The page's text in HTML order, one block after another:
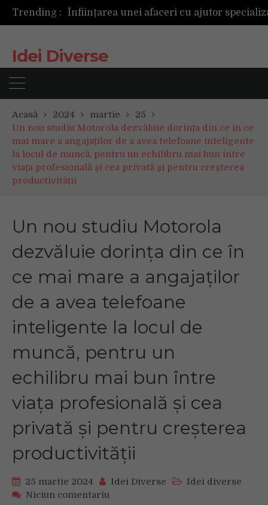
Trending :
Cum ar fi dacă ceasul tău s-ar antrena
Idei Diverse
Acasă 2024 martie
25
Un nou studiu Motorola dezvăluie dorința din ce în ce
mai mare a angajaților de a avea telefoane inteligente
la locul de muncă, pentru un echilibru mai bun între
viața profesională și cea privată și pentru creșterea
productivității
Un nou studiu Motorola
dezvăluie dorința din ce în
ce mai mare a angajaților
de a avea telefoane
inteligente la locul de
muncă, pentru un
echilibru mai bun între
viața profesională și cea
privată și pentru creșterea
productivității
25 martie 2024 Idei Diverse
Idei diverse
Niciun comentariu